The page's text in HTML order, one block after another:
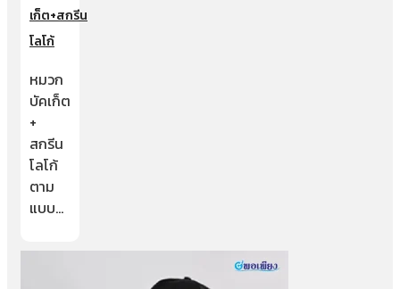
เก็ต+สกรีน
โลโก้
หมวก
บัคเก็ต
+
สกรีน
โลโก้
ตาม
แบบ…